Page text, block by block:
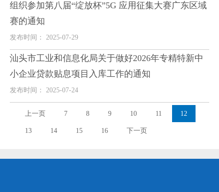
组织参加第八届“绽放杯”5G 应用征集大赛广东区域
赛的通知
发布时间： 2025-07-29
汕头市工业和信息化局关于做好2026年专精特新中
小企业贷款贴息项目入库工作的通知
发布时间： 2025-07-24
上一页 7 8 9 10 11 12
13 14 15 16 下一页